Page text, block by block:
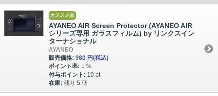
オススメ品
AYANEO AIR Screen Protector (AYANEO AIR
シリーズ専用 ガラスフィルム) by リンクスイン
ターナショナル
AYANEO
販売価格: 980 円(税込)
ポイント率: 1 %
付与ポイント: 10 pt
在庫: 残り 5 個